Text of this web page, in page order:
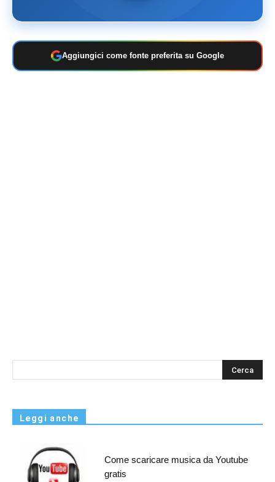
Aggiungici come fonte preferita su Google
s
Leggi anche
Come scaricare musica da Youtube
gratis